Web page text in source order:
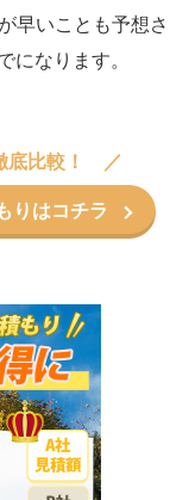
早いことも予想さ
になります。
比較！
りはコチラ